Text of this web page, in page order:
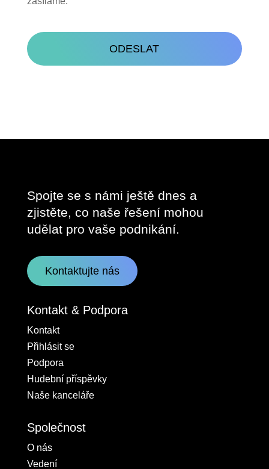
Spojte se s námi ještě dnes a
zjistěte, co naše řešení mohou
udělat pro vaše podnikání.
Kontaktujte nás
Kontakt & Podpora
Kontakt
Přihlásit se
Podpora
Hudební příspěvky
Naše kanceláře
Společnost
O nás
Vedení